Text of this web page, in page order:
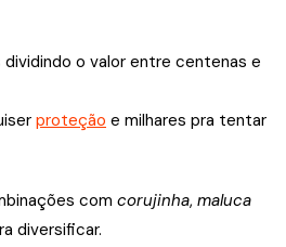
o valor entre centenas e
proteção e milhares pra tentar
com corujinha, maluca
diversificar.